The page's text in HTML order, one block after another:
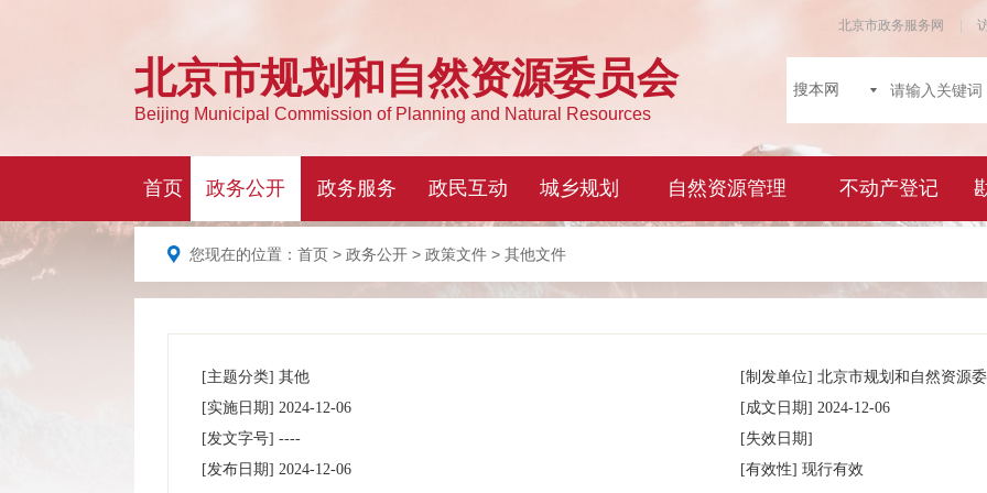
您现在的位置： 首页 > 政务公开 > 政策文件 > 其他文件
[主题分类] 其他 [制发单位] 北京市规划和自然资源
[实施日期] 2024-12-06 [成文日期] 2024-12-06
[发文字号] ----
[失效日期]
[发布日期] 2024-12-06 [有效性] 现行有效